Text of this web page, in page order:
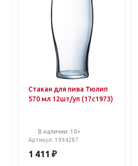
Стакан для пива Тюлип
570 мл 12шт/уп (17с1973)
В наличии: 10>
Артикул: 1994287
1 411 ₽